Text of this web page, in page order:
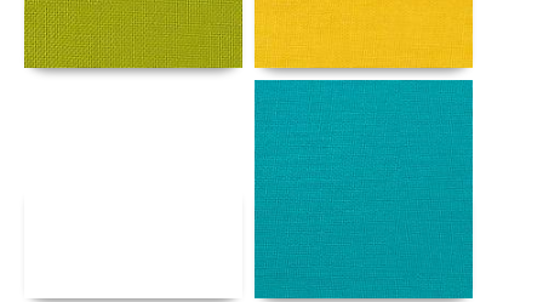
Αναλυτικά Αναλυτικά